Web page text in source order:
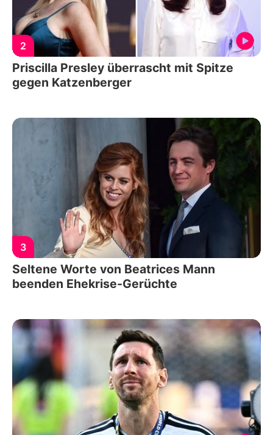
2
Priscilla Presley überrascht mit Spitze
gegen Katzenberger
3
Seltene Worte von Beatrices Mann
beenden Ehekrise-Gerüchte